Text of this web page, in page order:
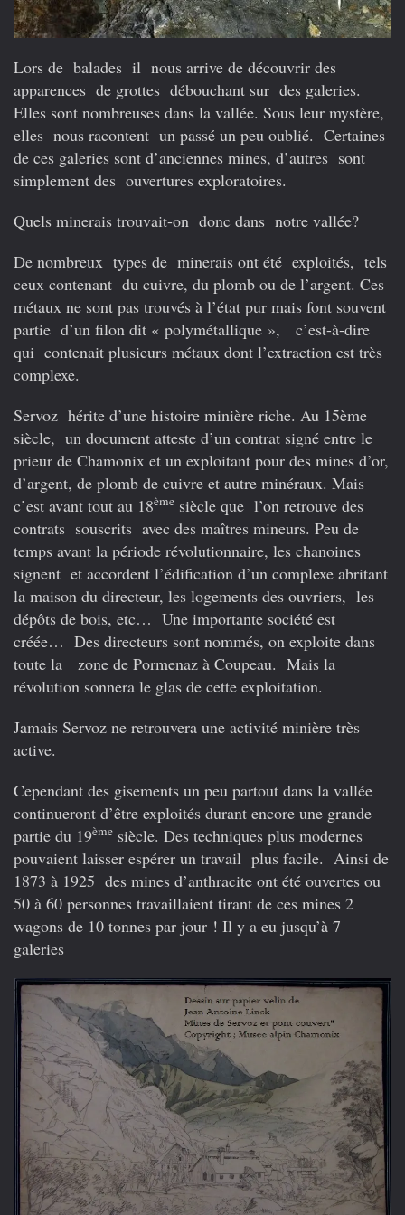
Lors de balades il nous arrive de découvrir des
apparences de grottes débouchant sur des galeries.
Elles sont nombreuses dans la vallée. Sous leur mystère,
elles nous racontent un passé un peu oublié. Certaines
de ces galeries sont d’anciennes mines, d’autres sont
simplement des ouvertures exploratoires.
Quels minerais trouvait-on donc dans notre vallée?
De nombreux types de minerais ont été exploités, tels
ceux contenant du cuivre, du plomb ou de l’argent. Ces
métaux ne sont pas trouvés à l’état pur mais font souvent
partie d’un filon dit « polymétallique », c’est-à-dire
qui contenait plusieurs métaux dont l’extraction est très
complexe.
Servoz hérite d’une histoire minière riche. Au 15ème
siècle, un document atteste d’un contrat signé entre le
prieur de Chamonix et un exploitant pour des mines d’or,
d’argent, de plomb de cuivre et autre minéraux. Mais
c’est avant tout au 18ème siècle que l’on retrouve des
contrats souscrits avec des maîtres mineurs. Peu de
temps avant la période révolutionnaire, les chanoines
signent et accordent l’édification d’un complexe abritant
la maison du directeur, les logements des ouvriers, les
dépôts de bois, etc… Une importante société est
créée… Des directeurs sont nommés, on exploite dans
toute la zone de Pormenaz à Coupeau. Mais la
révolution sonnera le glas de cette exploitation.
Jamais Servoz ne retrouvera une activité minière très
active.
Cependant des gisements un peu partout dans la vallée
continueront d’être exploités durant encore une grande
partie du 19ème siècle. Des techniques plus modernes
pouvaient laisser espérer un travail plus facile. Ainsi de
1873 à 1925 des mines d’anthracite ont été ouvertes ou
50 à 60 personnes travaillaient tirant de ces mines 2
wagons de 10 tonnes par jour ! Il y a eu jusqu’à 7
galeries